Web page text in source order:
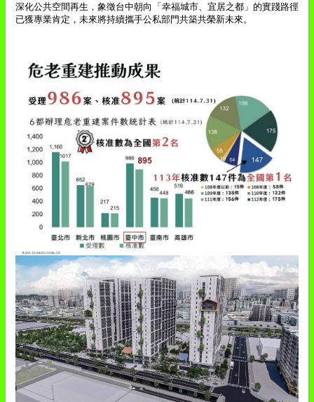
深化公共空間再生，象徵台中朝向「幸福城市、宜居之都」的實踐路徑
已獲專業肯定，未來將持續攜手公私部門共築共榮新未來。